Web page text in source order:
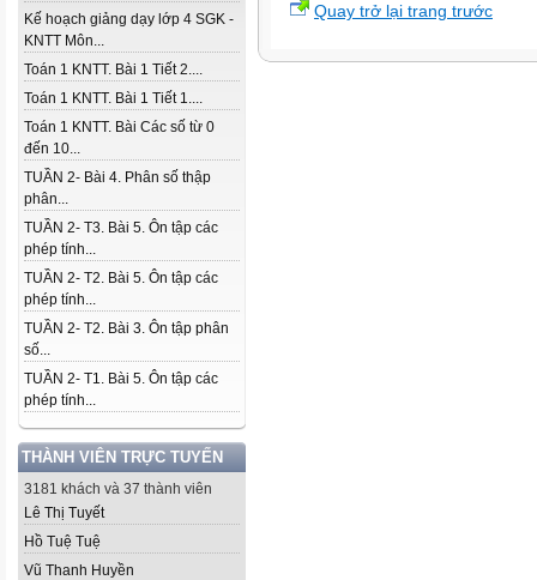
Kế hoạch giảng dạy lớp 4 SGK -
KNTT Môn...
Toán 1 KNTT. Bài 1 Tiết 2....
Toán 1 KNTT. Bài 1 Tiết 1....
Toán 1 KNTT. Bài Các số từ 0
đến 10...
TUẦN 2- Bài 4. Phân số thập
phân...
TUẦN 2- T3. Bài 5. Ôn tập các
phép tính...
TUẦN 2- T2. Bài 5. Ôn tập các
phép tính...
TUẦN 2- T2. Bài 3. Ôn tập phân
số...
TUẦN 2- T1. Bài 5. Ôn tập các
phép tính...
THÀNH VIÊN TRỰC TUYẾN
3181 khách và 37 thành viên
Lê Thị Tuyết
Hồ Tuệ Tuệ
Vũ Thanh Huyền
Quay trở lại trang trước